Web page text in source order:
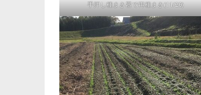
手押し種まき器で再種まき(11/20)